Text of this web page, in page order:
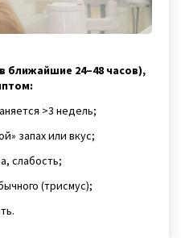
ближайшие 24–48 часов),
>3 недель;
запах или вкус;
слабость;
(трисмус);